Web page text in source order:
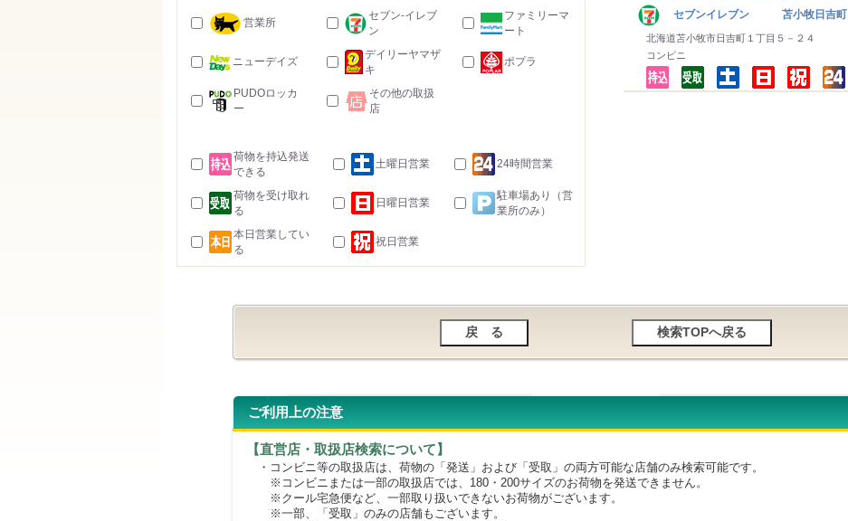
セブンイレブン 苫小牧日吉町
北海道苫小牧市日吉町１丁目５－２４
コンビニ
営業所
セブン-イレブ
ン
ファミリーマ
ート
ニューデイズ
デイリーヤマザ
キ
ポプラ
PUDOロッカ
ー
その他の取扱
店
荷物を持込発送
できる
土曜日営業 24時間営業
荷物を受け取れ
る
日曜日営業
駐車場あり（営
業所のみ）
本日営業してい
る
祝日営業
ご利用上の注意
【直営店・取扱店検索について】
・コンビニ等の取扱店は、荷物の「発送」および「受取」の両方可能な店舗のみ検索可能です。
※コンビニまたは一部の取扱店では、180・200サイズのお荷物を発送できません。
※クール宅急便など、一部取り扱いできないお荷物がございます。
※一部、「受取」のみの店舗もございます。